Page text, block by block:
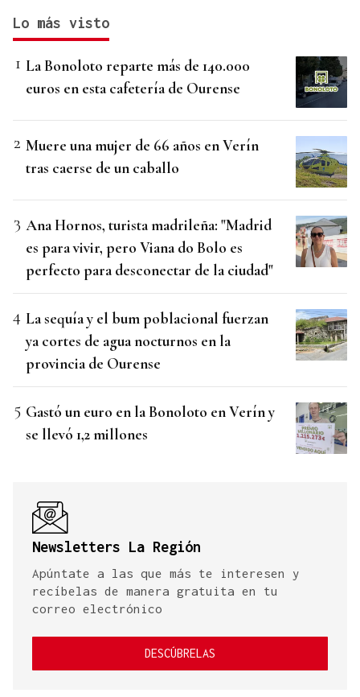
Lo más visto
La Bonoloto reparte más de 140.000
euros en esta cafetería de Ourense
Muere una mujer de 66 años en Verín
tras caerse de un caballo
Ana Hornos, turista madrileña: "Madrid
es para vivir, pero Viana do Bolo es
perfecto para desconectar de la ciudad"
La sequía y el bum poblacional fuerzan
ya cortes de agua nocturnos en la
provincia de Ourense
Gastó un euro en la Bonoloto en Verín y
se llevó 1,2 millones
Newsletters La Región
Apúntate a las que más te interesen y
recíbelas de manera gratuita en tu
correo electrónico
DESCÚBRELAS